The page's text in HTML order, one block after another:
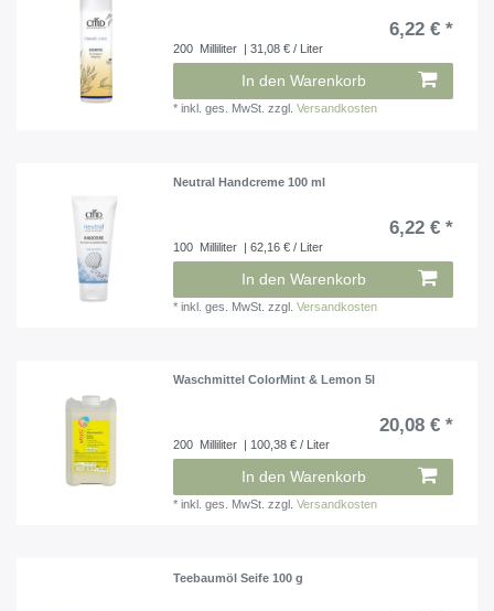
6,22 € *
200 Milliliter | 31,08 € / Liter
In den Warenkorb
*inkl. ges. MwSt. zzgl.Versandkosten
Neutral Handcreme 100 ml
6,22 € *
100 Milliliter | 62,16 € / Liter
In den Warenkorb
*inkl. ges. MwSt. zzgl.Versandkosten
Waschmittel ColorMint & Lemon 5l
20,08 € *
200 Milliliter | 100,38 € / Liter
In den Warenkorb
*inkl. ges. MwSt. zzgl.Versandkosten
Teebaumöl Seife 100 g